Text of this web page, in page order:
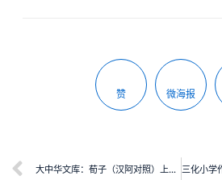
赞 微海报
大中华文库：荀子（汉阿对照）上、下卷